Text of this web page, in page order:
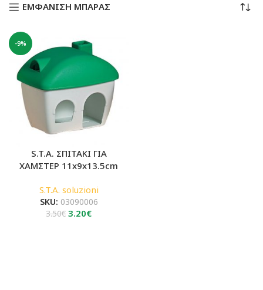
ΕΜΦΑΝΙΣΗ ΜΠΑΡΑΣ
-9%
S.T.A. ΣΠΙΤΑΚΙ ΓΙΑ
ΧΑΜΣΤΕΡ 11x9x13.5cm
S.T.A. soluzioni
SKU: 03090006
3.50€ Original
3.20€Η